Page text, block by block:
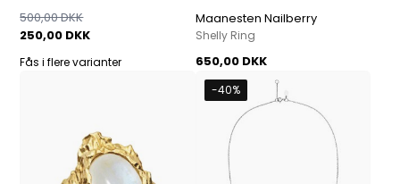
250,00 DKK
500,00 DKK
Fås i flere varianter
Maanesten Nailberry
Shelly Ring
650,00 DKK
-40%